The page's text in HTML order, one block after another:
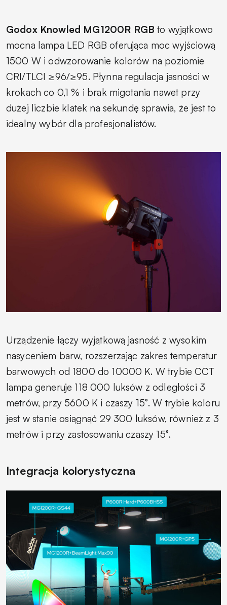
Godox Knowled MG1200R RGB to wyjątkowo
mocna lampa LED RGB oferująca moc wyjściową
1500 W i odwzorowanie kolorów na poziomie
CRI/TLCI ≥96/≥95. Płynna regulacja jasności w
krokach co 0,1 % i brak migotania nawet przy
dużej liczbie klatek na sekundę sprawia, że jest to
idealny wybór dla profesjonalistów.
Urządzenie łączy wyjątkową jasność z wysokim
nasyceniem barw, rozszerzając zakres temperatur
barwowych od 1800 do 10000 K. W trybie CCT
lampa generuje 118 000 luksów z odległości 3
metrów, przy 5600 K i czaszy 15°. W trybie koloru
jest w stanie osiągnąć 29 300 luksów, również z 3
metrów i przy zastosowaniu czaszy 15°.
Integracja kolorystyczna